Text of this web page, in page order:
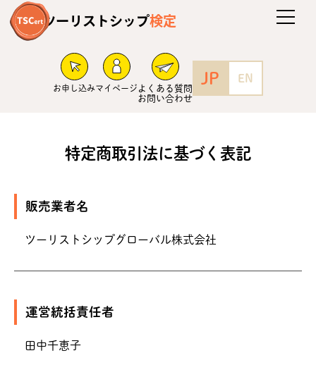
ツーリストシップ検定
お申し込みマイページ よくある質問
お問い合わせ
JP EN
特定商取引法に基づく表記
販売業者名
ツーリストシップグローバル株式会社
運営統括責任者
田中千恵子